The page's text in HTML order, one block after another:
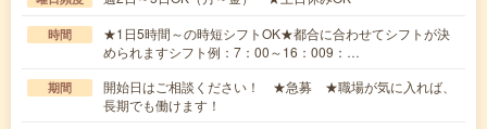
時間
★1日5時間～の時短シフトOK★都合に合わせてシフトが決
められますシフト例：7：00～16：009：…
期間
開始日はご相談ください！ ★急募 ★職場が気に入れば、
長期でも働けます！